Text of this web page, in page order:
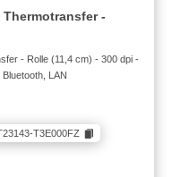
-
- Rolle (11,4 cm) - 300 dpi -
LAN
T3E000FZ